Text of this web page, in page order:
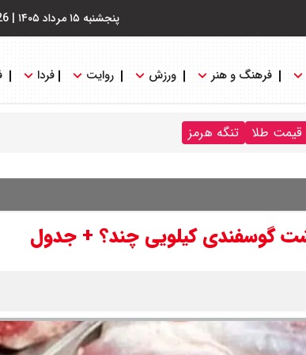
پنجشنبه ۱۵ مرداد ۱۴۰۵ |
فرهنگ و هنر ورزش روایت فردا
قیمت طلا تنگه هرمز